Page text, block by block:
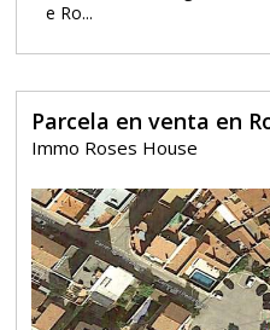
e Ro...
Parcela en venta en
Immo Roses House